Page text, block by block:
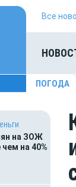
Все
ПОГОДА
на ЗОЖ
на 40%